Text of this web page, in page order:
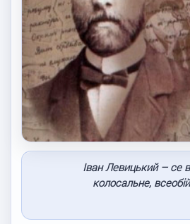
Іван Левицький – се
колосальне,